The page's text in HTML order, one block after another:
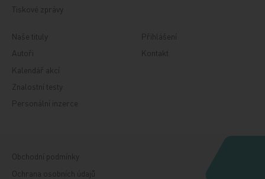
Tiskové zprávy
Naše tituly
Autoři
Kalendář akcí
Znalostní testy
Personální inzerce
Přihlášení
Kontakt
Obchodní podmínky
Ochrana osobních údajů